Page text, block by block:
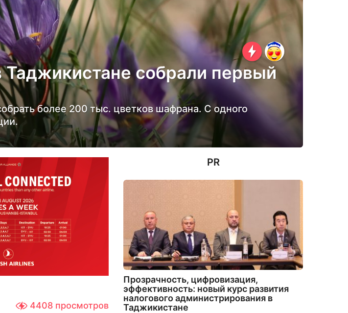
собрали первый
более 200 тыс. цветков шафрана. С одного
4408 просмотров
PR
Прозрачность, цифровизация,
эффективность: новый курс развития
налогового администрирования в
Таджикистане